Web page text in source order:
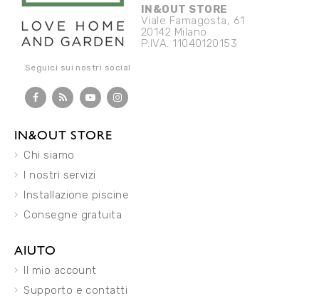
IN&OUT STORE
Viale Famagosta, 61
20142 Milano
P.IVA. 11040120153
Seguici sui nostri social
IN&OUT STORE
Chi siamo
I nostri servizi
Installazione piscine
Consegne gratuita
AIUTO
Il mio account
Supporto e contatti